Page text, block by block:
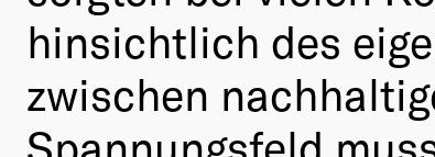
hinsichtlich des
zwischen
Spannungsfeld